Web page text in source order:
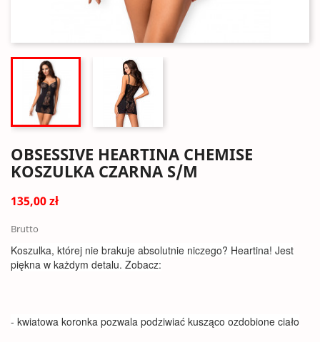
OBSESSIVE HEARTINA CHEMISE
KOSZULKA CZARNA S/M
135,00 zł
Brutto
Koszulka, której nie brakuje absolutnie niczego? Heartina! Jest
piękna w każdym detalu. Zobacz:
- kwiatowa koronka pozwala podziwiać kusząco ozdobione ciało